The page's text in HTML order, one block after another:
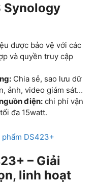
Synology
được bảo vệ với các
và quyền truy cập
Chia sẻ, sao lưu dữ
ảnh, video giám sát…
điện: chi phí vận
đa 15watt.
DS423+
– Giải
linh hoạt